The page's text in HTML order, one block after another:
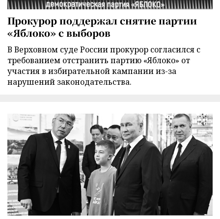
Прокурор поддержал снятие партии
«Яблоко» с выборов
В Верховном суде России прокурор согласился с
требованием отстранить партию «Яблоко» от
участия в избирательной кампании из-за
нарушений законодательства.